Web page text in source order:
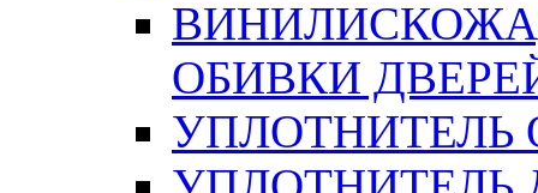
ОБИВКИ
УПЛОТНИТЕЛЬ